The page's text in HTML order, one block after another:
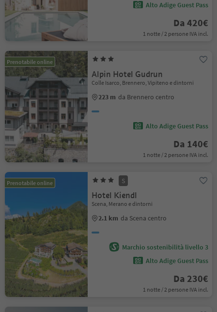
Alto Adige Guest Pass
Da 420€
1 notte / 2 persone IVA incl.
Prenotabile online
Alpin Hotel Gudrun
Colle Isarco, Brennero, Vipiteno e dintorni
223 m da Brennero centro
Alto Adige Guest Pass
Da 140€
1 notte / 2 persone IVA incl.
Prenotabile online S
Hotel Kiendl
Scena, Merano e dintorni
2.1 km da Scena centro
Marchio sostenibilità livello 3
Alto Adige Guest Pass
Da 230€
1 notte / 2 persone IVA incl.